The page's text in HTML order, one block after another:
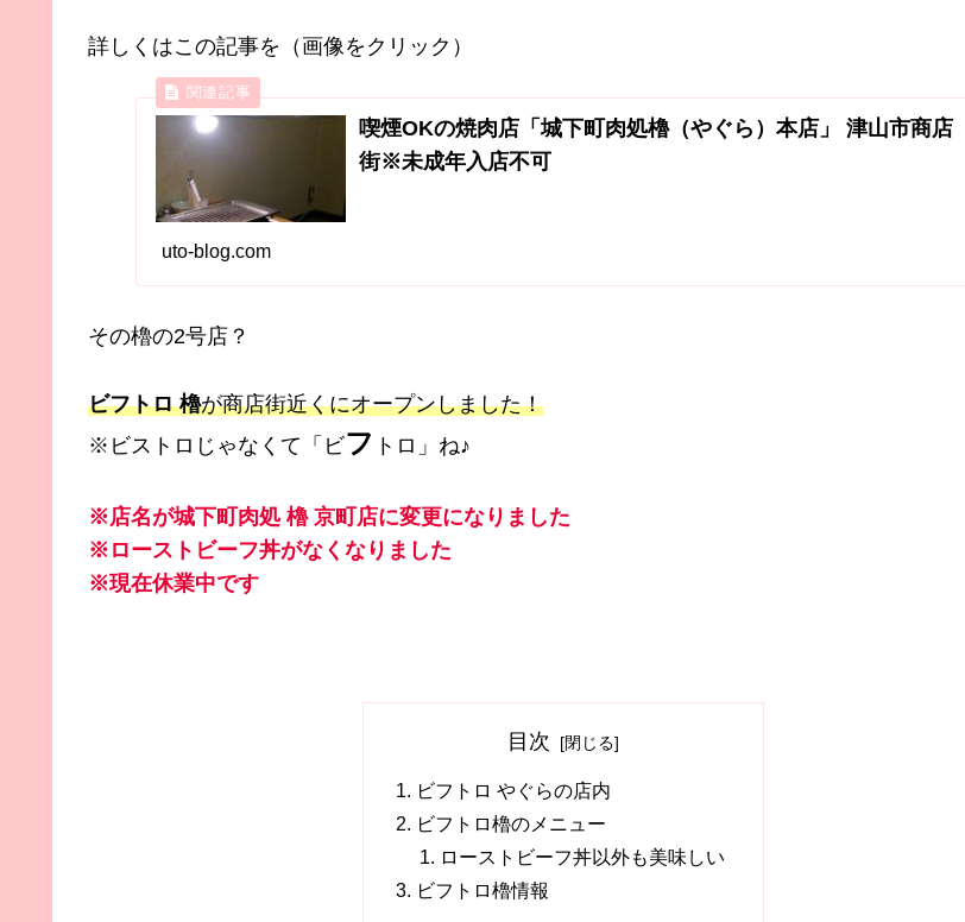
詳しくはこの記事を（画像をクリック）
喫煙OKの焼肉店「城下町肉処櫓（やぐら）本店」 津山市商店
街※未成年入店不可
uto-blog.com
その櫓の2号店？
ビフトロ 櫓が商店街近くにオープンしました！
※ビストロじゃなくて「ビフ トロ」ね♪
※店名が城下町肉処 櫓 京町店に変更になりました
※ローストビーフ丼がなくなりました
※現在休業中です
目次
ビフトロ やぐらの店内
ビフトロ櫓のメニュー
ローストビーフ丼以外も美味しい
ビフトロ櫓情報